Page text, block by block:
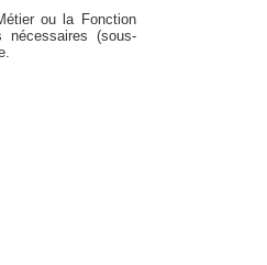
ou la Fonction
(sous-